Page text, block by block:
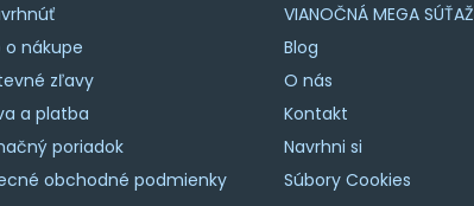
o nákupe
zľavy
a platba
poriadok
obchodné podmienky
VIANOČNÁ MEGA SÚŤAŽ
Blog
O nás
Kontakt
Navrhni si
Súbory Cookies